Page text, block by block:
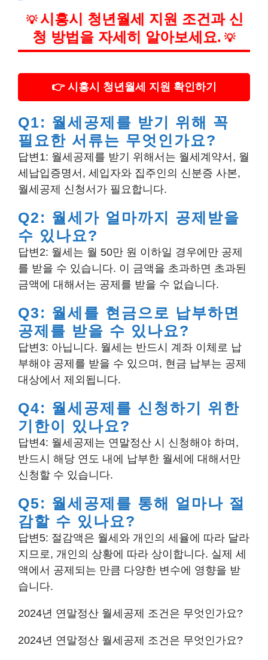
💡 시흥시 청년월세 지원 조건과 신
청 방법을 자세히 알아보세요. 💡
👉 시흥시 청년월세 지원 확인하기
Q1: 월세공제를 받기 위해 꼭
필요한 서류는 무엇인가요?
답변1: 월세공제를 받기 위해서는 월세계약서, 월
세납입증명서, 세입자와 집주인의 신분증 사본,
월세공제 신청서가 필요합니다.
Q2: 월세가 얼마까지 공제받을
수 있나요?
답변2: 월세는 월 50만 원 이하일 경우에만 공제
를 받을 수 있습니다. 이 금액을 초과하면 초과된
금액에 대해서는 공제를 받을 수 없습니다.
Q3: 월세를 현금으로 납부하면
공제를 받을 수 있나요?
답변3: 아닙니다. 월세는 반드시 계좌 이체로 납
부해야 공제를 받을 수 있으며, 현금 납부는 공제
대상에서 제외됩니다.
Q4: 월세공제를 신청하기 위한
기한이 있나요?
답변4: 월세공제는 연말정산 시 신청해야 하며,
반드시 해당 연도 내에 납부한 월세에 대해서만
신청할 수 있습니다.
Q5: 월세공제를 통해 얼마나 절
감할 수 있나요?
답변5: 절감액은 월세와 개인의 세율에 따라 달라
지므로, 개인의 상황에 따라 상이합니다. 실제 세
액에서 공제되는 만큼 다양한 변수에 영향을 받
습니다.
2024년 연말정산 월세공제 조건은 무엇인가요?
2024년 연말정산 월세공제 조건은 무엇인가요?